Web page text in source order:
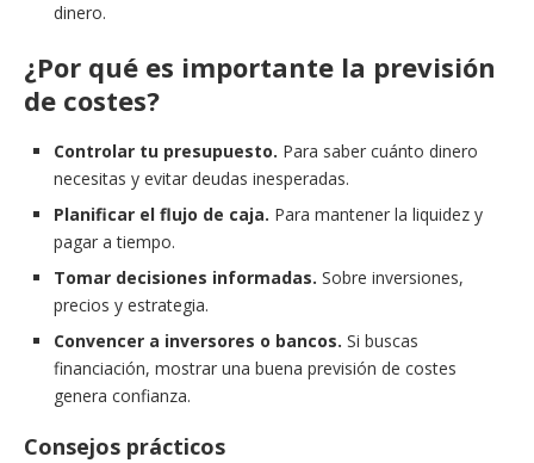
dinero.
¿Por qué es importante la previsión
de costes?
Controlar tu presupuesto. Para saber cuánto dinero
necesitas y evitar deudas inesperadas.
Planificar el flujo de caja. Para mantener la liquidez y
pagar a tiempo.
Tomar decisiones informadas. Sobre inversiones,
precios y estrategia.
Convencer a inversores o bancos. Si buscas
financiación, mostrar una buena previsión de costes
genera confianza.
Consejos prácticos